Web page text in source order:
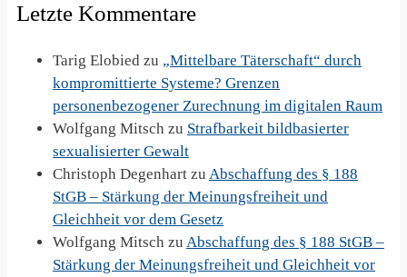
Letzte Kommentare
Tarig Elobied zu „Mittelbare Täterschaft“ durch
kompromittierte Systeme? Grenzen
personenbezogener Zurechnung im digitalen Raum
Wolfgang Mitsch zu Strafbarkeit bildbasierter
sexualisierter Gewalt
Christoph Degenhart zu Abschaffung des § 188
StGB – Stärkung der Meinungsfreiheit und
Gleichheit vor dem Gesetz
Wolfgang Mitsch zu Abschaffung des § 188 StGB –
Stärkung der Meinungsfreiheit und Gleichheit vor